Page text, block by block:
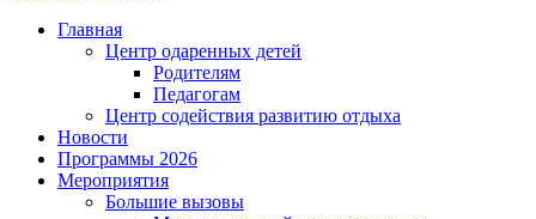
Главная
Центр одаренных детей
Родителям
Педагогам
Центр содействия развитию отдыха
Новости
Программы 2026
Мероприятия
Большие вызовы